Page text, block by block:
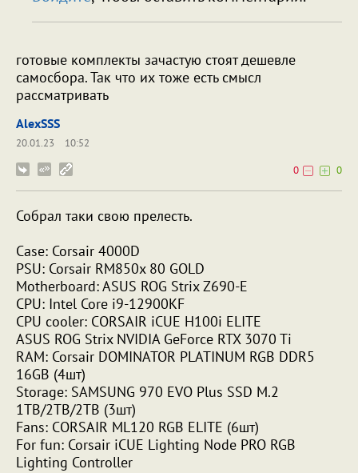
готовые комплекты зачастую стоят дешевле
самосбора. Так что их тоже есть смысл
рассматривать
AlexSSS
20.01.23
10:52
0
0
Собрал таки свою прелесть.
Case: Corsair 4000D
PSU: Corsair RM850x 80 GOLD
Motherboard: ASUS ROG Strix Z690-E
CPU: Intel Core i9-12900KF
CPU cooler: CORSAIR iCUE H100i ELITE
ASUS ROG Strix NVIDIA GeForce RTX 3070 Ti
RAM: Corsair DOMINATOR PLATINUM RGB DDR5
16GB (4шт)
Storage: SAMSUNG 970 EVO Plus SSD M.2
1TB/2TB/2TB (3шт)
Fans: CORSAIR ML120 RGB ELITE (6шт)
For fun: Corsair iCUE Lighting Node PRO RGB
Lighting Controller